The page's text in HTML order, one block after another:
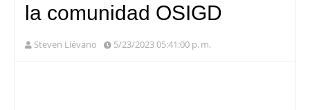
la comunidad OSIGD
Steven Liévano 5/23/2023 05:41:00 p. m.